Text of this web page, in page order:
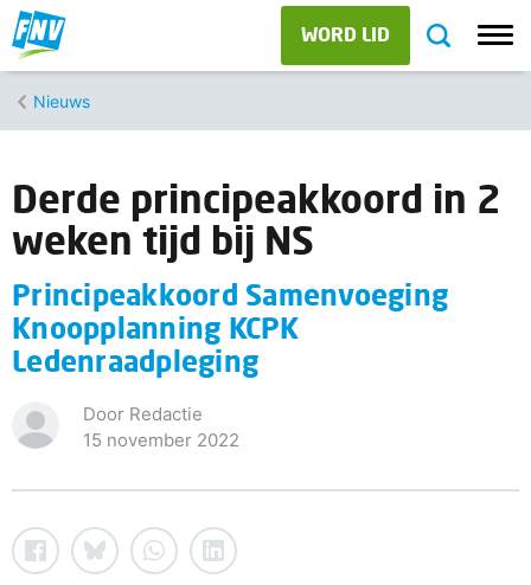
WORD LID
Nieuws
Derde principeakkoord in 2
weken tijd bij NS
Principeakkoord Samenvoeging
Knoopplanning KCPK
Ledenraadpleging
Door Redactie
15 november 2022